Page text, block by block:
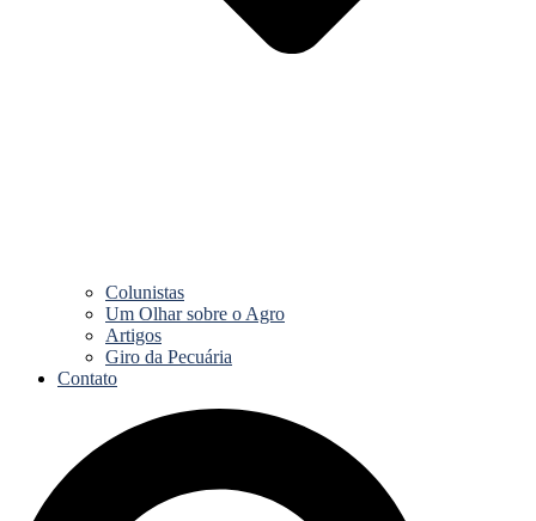
Colunistas
Um Olhar sobre o Agro
Artigos
Giro da Pecuária
Contato